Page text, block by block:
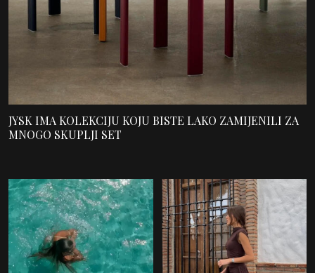
JYSK IMA KOLEKCIJU KOJU BISTE LAKO ZAMIJENILI ZA
MNOGO SKUPLJI SET